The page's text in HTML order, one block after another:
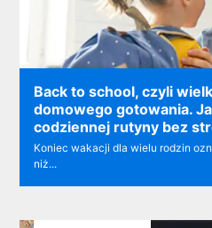
Back to school, czyli
domowego gotowania.
codziennej rutyny bez
Koniec wakacji dla wielu rodzin
niż...